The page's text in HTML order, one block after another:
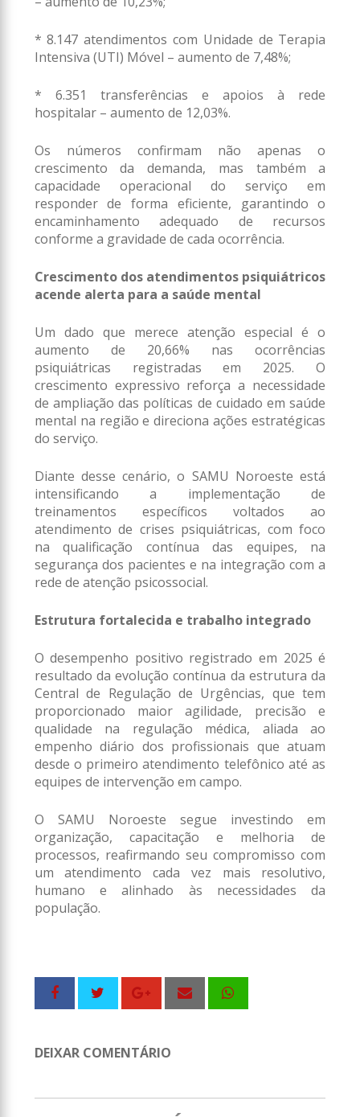
* 8.147 atendimentos com Unidade de Terapia
Intensiva (UTI) Móvel – aumento de 7,48%;
* 6.351 transferências e apoios à rede
hospitalar – aumento de 12,03%.
Os números confirmam não apenas o
crescimento da demanda, mas também a
capacidade operacional do serviço em
responder de forma eficiente, garantindo o
encaminhamento adequado de recursos
conforme a gravidade de cada ocorrência.
Crescimento dos atendimentos psiquiátricos
acende alerta para a saúde mental
Um dado que merece atenção especial é o
aumento de 20,66% nas ocorrências
psiquiátricas registradas em 2025. O
crescimento expressivo reforça a necessidade
de ampliação das políticas de cuidado em saúde
mental na região e direciona ações estratégicas
do serviço.
Diante desse cenário, o SAMU Noroeste está
intensificando a implementação de
treinamentos específicos voltados ao
atendimento de crises psiquiátricas, com foco
na qualificação contínua das equipes, na
segurança dos pacientes e na integração com a
rede de atenção psicossocial.
Estrutura fortalecida e trabalho integrado
O desempenho positivo registrado em 2025 é
resultado da evolução contínua da estrutura da
Central de Regulação de Urgências, que tem
proporcionado maior agilidade, precisão e
qualidade na regulação médica, aliada ao
empenho diário dos profissionais que atuam
desde o primeiro atendimento telefônico até as
equipes de intervenção em campo.
O SAMU Noroeste segue investindo em
organização, capacitação e melhoria de
processos, reafirmando seu compromisso com
um atendimento cada vez mais resolutivo,
humano e alinhado às necessidades da
população.
DEIXAR COMENTÁRIO